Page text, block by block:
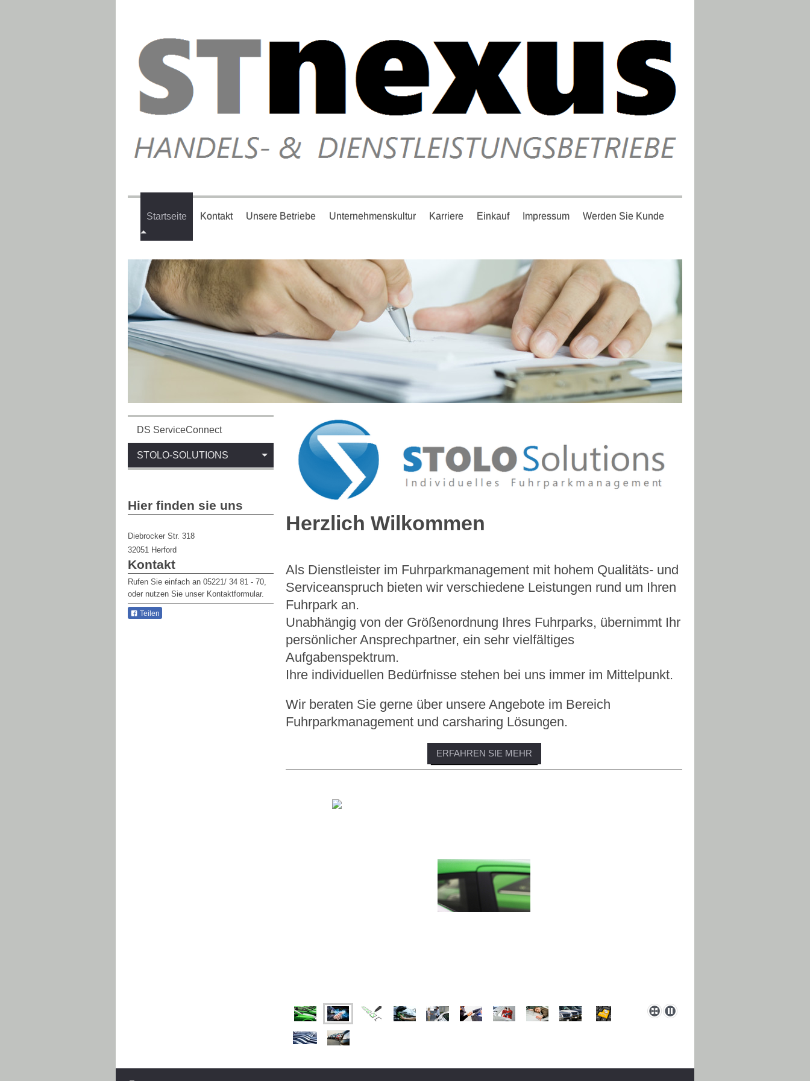
Startseite Kontakt Unsere Betriebe Unternehmenskultur Karriere Einkauf Impressum Werden Sie Kunde
Herzlich Wilkommen
Als Dienstleister im Fuhrparkmanagement mit hohem Qualitäts- und
Serviceanspruch bieten wir verschiedene Leistungen rund um Ihren
Fuhrpark an.
Unabhängig von der Größenordnung Ihres Fuhrparks, übernimmt Ihr
persönlicher Ansprechpartner, ein sehr vielfältiges
Aufgabenspektrum.
Ihre individuellen Bedürfnisse stehen bei uns immer im Mittelpunkt.
Wir beraten Sie gerne über unsere Angebote im Bereich
Fuhrparkmanagement und carsharing Lösungen.
ERFAHREN SIE MEHR
DS ServiceConnect
STOLO-SOLUTIONS
Hier finden sie uns
Diebrocker Str. 318
32051 Herford
Kontakt
Rufen Sie einfach an 05221/ 34 81 - 70,
oder nutzen Sie unser Kontaktformular.
Teilen